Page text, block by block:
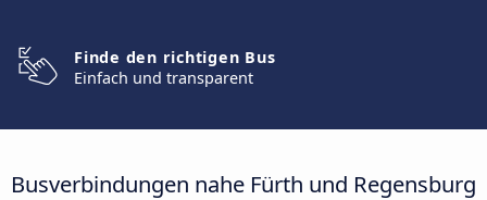
Finde den richtigen Bus
Einfach und transparent
Busverbindungen nahe Fürth und Regensburg